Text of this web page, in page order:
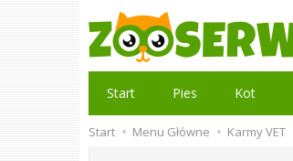
Start Pies Kot
Start Menu Główne Karmy VET